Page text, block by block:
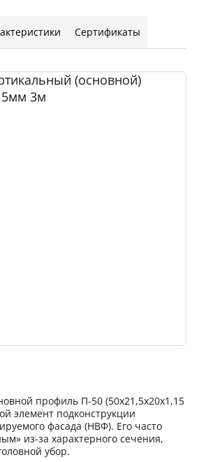
Сертификаты
профиль П-50 (50х21,5х20х1,15
элемент подконструкции
фасада (НВФ). Его часто
из-за характерного сечения,
убор.